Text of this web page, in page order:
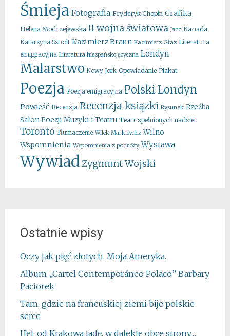
Śmieja Fotografia Fryderyk Chopin Grafika
Helena Modrzejewska II wojna światowa Jazz Kanada
Katarzyna Szrodt Kazimierz Braun Kazimierz Głaz Literatura
emigracyjna Literatura hiszpańskojęzyczna Londyn
Malarstwo Nowy Jork Opowiadanie Plakat
Poezja Poezja emigracyjna Polski Londyn
Powieść Recenzja Recenzja ksiązki Rysunek Rzeźba
Salon Poezji Muzyki i Teatru Teatr spełnionych nadziei
Toronto Tłumaczenie Wilek Markiewicz Wilno
Wspomnienia Wspomnienia z podróży Wystawa
WywiadZygmunt Wojski
Ostatnie wpisy
Oczy jak pięć złotych. Moja Ameryka.
Album „Cartel Contemporáneo Polaco” Barbary
Paciorek
Tam, gdzie na francuskiej ziemi bije polskie
serce
Hej, od Krakowa jadę, w dalekie obce strony…